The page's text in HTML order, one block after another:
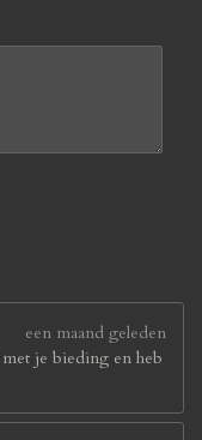
een maand geleden
je bieding en heb